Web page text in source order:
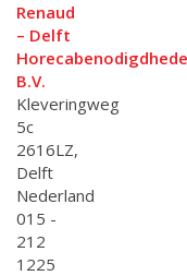
Renaud
– Delft
B.V.
Kleveringweg
5c
2616LZ,
Delft
Nederland
015 -
212
1225